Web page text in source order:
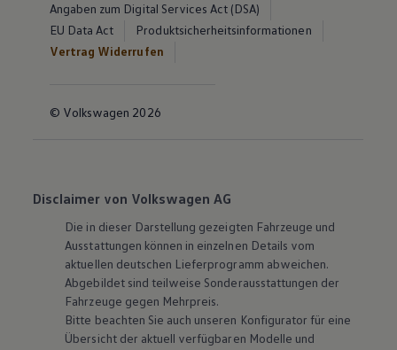
Angaben zum Digital Services Act (DSA)
EU Data Act
Produktsicherheitsinformationen
Vertrag Widerrufen
© Volkswagen 2026
Disclaimer von Volkswagen AG
Die in dieser Darstellung gezeigten Fahrzeuge und
Ausstattungen können in einzelnen Details vom
aktuellen deutschen Lieferprogramm abweichen.
Abgebildet sind teilweise Sonderausstattungen der
Fahrzeuge gegen Mehrpreis.
Bitte beachten Sie auch unseren Konfigurator für eine
Übersicht der aktuell verfügbaren Modelle und